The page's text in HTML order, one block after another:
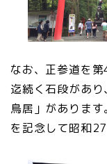
なお、正参道を
迄続く石段があ
鳥居」がありま
を記念して昭和